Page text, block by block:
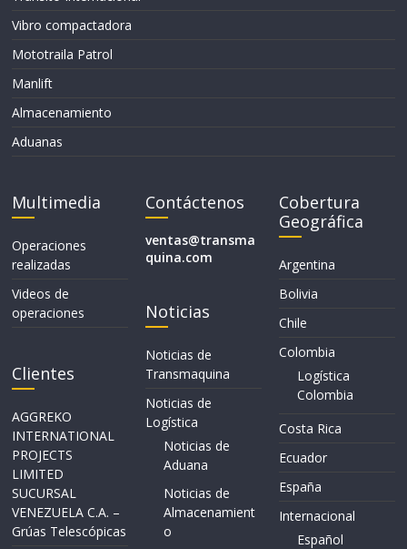
Vibro compactadora
Mototraila Patrol
Manlift
Almacenamiento
Aduanas
Multimedia
Operaciones
realizadas
Videos de
operaciones
Clientes
AGGREKO
INTERNATIONAL
PROJECTS
LIMITED
SUCURSAL
VENEZUELA C.A. –
Grúas Telescópicas
Contáctenos
ventas@transma
quina.com
Noticias
Noticias de
Transmaquina
Noticias de
Logística
Noticias de
Aduana
Noticias de
Almacenamient
o
Cobertura
Geográfica
Argentina
Bolivia
Chile
Colombia
Logística
Colombia
Costa Rica
Ecuador
España
Internacional
Español